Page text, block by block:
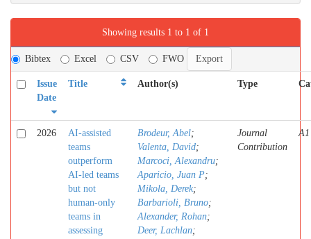
Showing results 1 to 1 of 1
Bibtex Excel CSV FWO
Issue
Date
Title Author(s) Type
2026
AI-assisted
teams
outperform
AI-led teams
but not
human-only
teams in
assessing
Brodeur, Abel;
Valenta, David;
Marcoci, Alexandru;
Aparicio, Juan P;
Mikola, Derek;
Barbarioli, Bruno;
Alexander, Rohan;
Deer, Lachlan;
Journal
Contribution
A1